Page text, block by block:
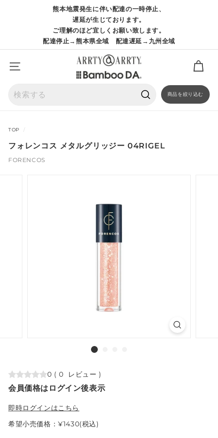
ス
ラ
イ
ド
シ
ョ
ー
熊本地震発生に伴い配達の一時停止、
遅延が生じております。
ご理解のほど宜しくお願い致します。
配達停止→熊本県全域 配達遅延→九州全域
サイトナビゲーション
商品を絞り込む
TOP /
フォレンコス メタルグリッジー 04RIGEL
FORENCOS
0 ( 0 レビュー )
会員価格はログイン後表示
即時ログインはこちら
希望小売価格：¥1430(税込)